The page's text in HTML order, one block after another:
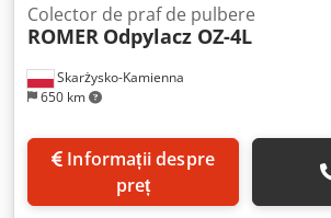
Skarżysko-Kamienna
650 km
Colector de praf de pulbere
ROMER Odpylacz OZ-4L
preț